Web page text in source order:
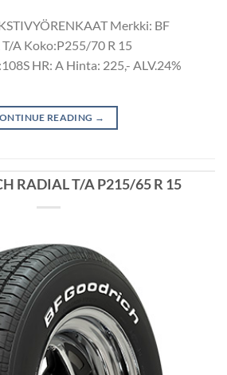
Merkki: BF
A Koko:P255/70 R 15
HR: A Hinta: 225,- ALV.24%
READING →
RADIAL T/A P215/65 R 15